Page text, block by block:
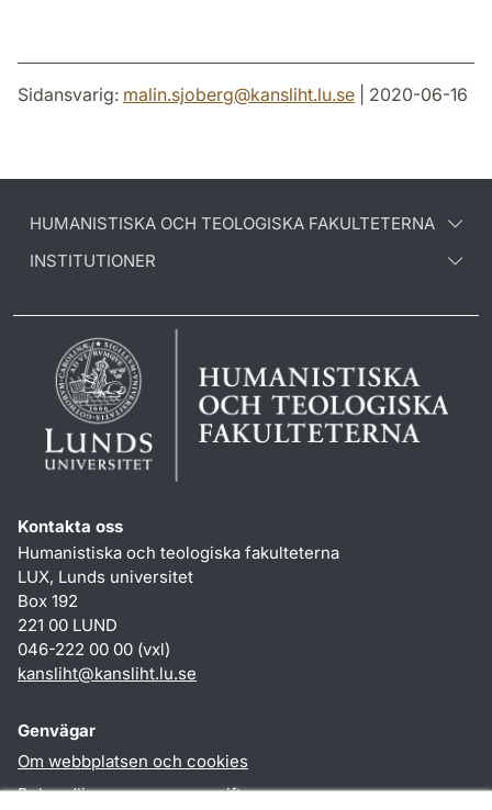
Sidansvarig: malin.sjoberg@kansliht.lu.se | 2020-06-16
HUMANISTISKA OCH TEOLOGISKA FAKULTETERNA
INSTITUTIONER
Kontakta oss
Humanistiska och teologiska fakulteterna
LUX, Lunds universitet
Box 192
221 00 LUND
046-222 00 00 (vxl)
kansliht@kansliht.lu.se
Genvägar
Om webbplatsen och cookies
Behandling av personuppgifter